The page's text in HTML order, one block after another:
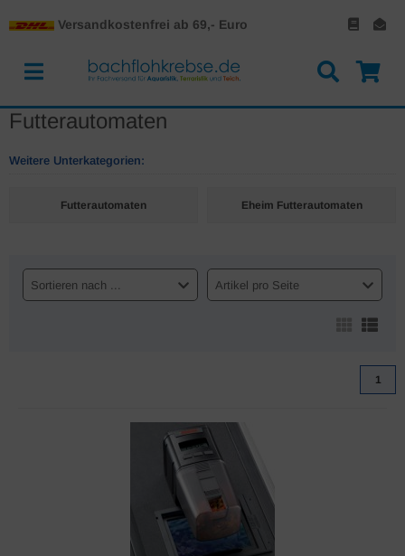
Versandkostenfrei ab 69,- Euro
Futterautomaten
Weitere Unterkategorien:
Futterautomaten Eheim Futterautomaten
Sortieren nach ... Artikel pro Seite
1